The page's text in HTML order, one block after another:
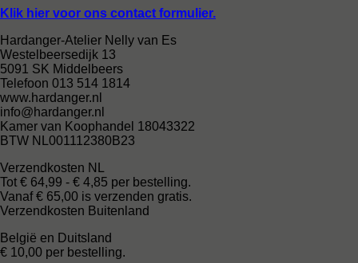
Klik hier voor ons contact formulier.
Hardanger-Atelier Nelly van Es
Westelbeersedijk 13
5091 SK Middelbeers
Telefoon 013 514 1814
www.hardanger.nl
info@hardanger.nl
Kamer van Koophandel 18043322
BTW NL001112380B23
Verzendkosten NL
Tot € 64,99 - € 4,85 per bestelling.
Vanaf € 65,00 is verzenden gratis.
Verzendkosten Buitenland
België en Duitsland
€ 10,00 per bestelling.